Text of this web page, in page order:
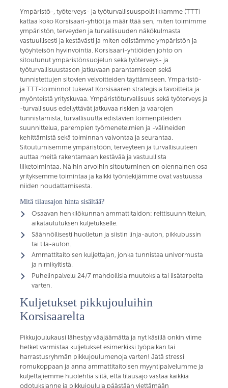
Ympäristö-, työterveys- ja työturvallisuuspolitiikkamme (TTT)
kattaa koko Korsisaari-yhtiöt ja määrittää sen, miten toimimme
ympäristön, terveyden ja turvallisuuden näkökulmasta
vastuullisesti ja kestävästi ja miten edistämme ympäristön ja
työyhteisön hyvinvointia. Korsisaari-yhtiöiden johto on
sitoutunut ympäristönsuojelun sekä työterveys- ja
työturvallisuustason jatkuvaan parantamiseen sekä
tunnistettujen sitovien velvoitteiden täyttämiseen. Ympäristö-
ja TTT-toiminnot tukevat Korsisaaren strategisia tavoitteita ja
myönteistä yrityskuvaa. Ympäristöturvallisuus sekä työterveys ja
-turvallisuus edellyttävät jatkuvaa riskien ja vaarojen
tunnistamista, turvallisuutta edistävien toimenpiteiden
suunnittelua, parempien työmenetelmien ja -välineiden
kehittämistä sekä toiminnan valvontaa ja seurantaa.
Sitoutumisemme ympäristöön, terveyteen ja turvallisuuteen
auttaa meitä rakentamaan kestävää ja vastuullista
liiketoimintaa. Näihin arvoihin sitoutuminen on olennainen osa
yrityksemme toimintaa ja kaikki työntekijämme ovat vastuussa
niiden noudattamisesta.
Mitä tilausajon hinta sisältää?
Osaavan henkilökunnan ammattitaidon: reittisuunnittelun,
aikataulutuksen kuljetukselle.
Säännöllisesti huolletun ja siistin linja-auton, pikkubussin
tai tila-auton.
Ammattitaitoisen kuljettajan, jonka tunnistaa univormusta
ja nimikyltistä.
Puhelinpalvelu 24/7 mahdollisia muutoksia tai lisätarpeita
varten.
Kuljetukset pikkujouluihin
Korsisaarelta
Pikkujoulukausi lähestyy vääjäämättä ja nyt käsillä onkin viime
hetket varmistaa kuljetukset esimerkiksi työpaikan tai
harrastusryhmän pikkujoulumenoja varten! Jätä stressi
romukoppaan ja anna ammattitaitoisen myyntipalvelumme ja
kuljettajiemme huolehtia siitä, että tilausajo vastaa kaikkia
odotuksianne ja pikkujouluja päästään viettämään